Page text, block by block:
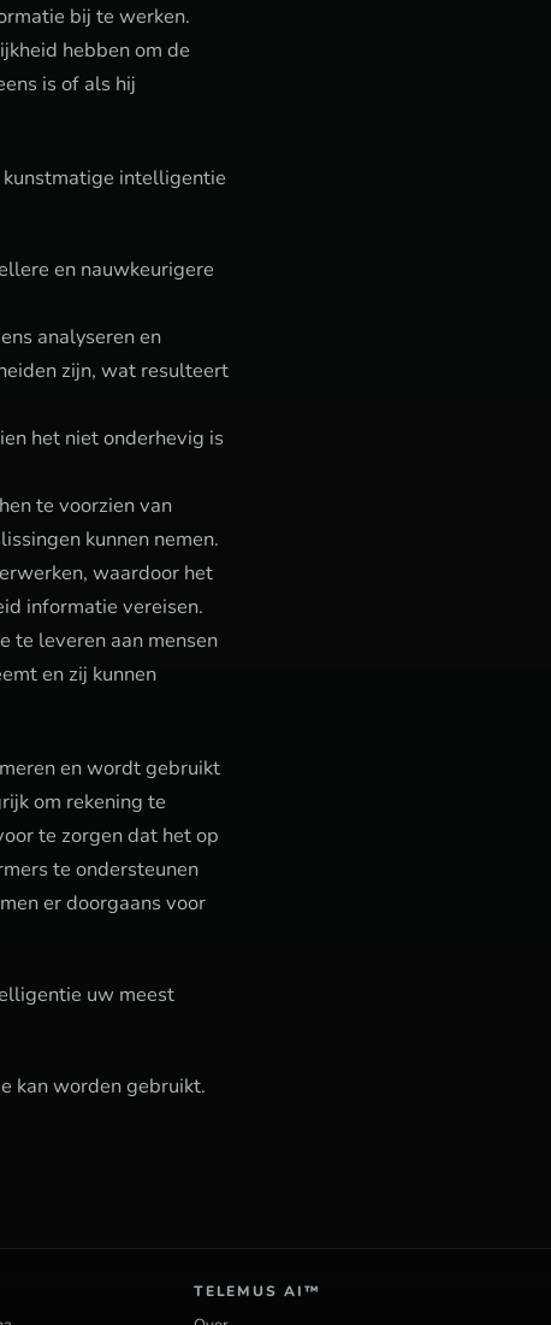
bij te werken.
hebben om de
is of als hij
intelligentie
en nauwkeurigere
analyseren en
zijn, wat resulteert
het niet onderhevig is
te voorzien van
kunnen nemen.
waardoor het
informatie vereisen.
te leveren aan mensen
en zij kunnen
en wordt gebruikt
om rekening te
te zorgen dat het op
te ondersteunen
er doorgaans voor
uw meest
kan worden gebruikt.
TELEMUS AI™